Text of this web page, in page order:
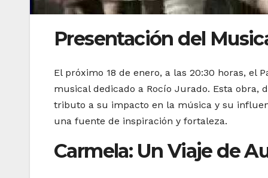
Presentación del
El próximo 18 de enero, a las 20:30 horas, el
musical dedicado a Rocío Jurado. Esta obra,
tributo a su impacto en la música y su
una fuente de inspiración y fortaleza.
Carmela: Un Viaje de